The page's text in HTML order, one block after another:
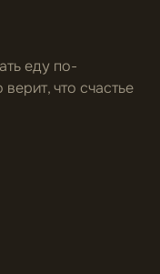
еду по-
что счастье